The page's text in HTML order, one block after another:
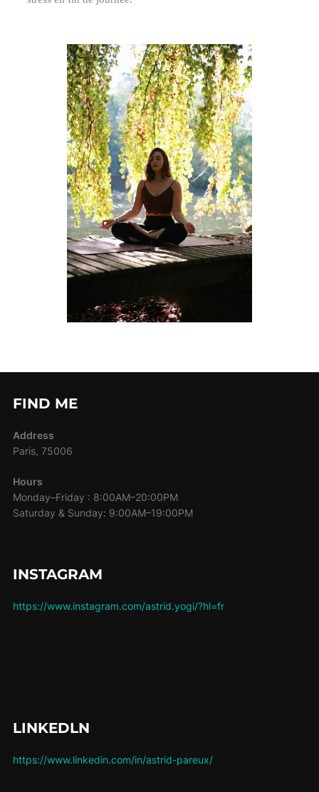
FIND ME
Address
Paris, 75006
Hours
Monday–Friday : 8:00AM–20:00PM
Saturday & Sunday: 9:00AM–19:00PM
INSTAGRAM
https://www.instagram.com/astrid.yogi/?hl=fr
LINKEDLN
https://www.linkedin.com/in/astrid-pareux/